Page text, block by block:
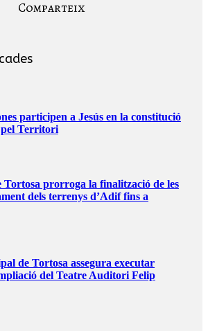
Comparteix
participen a Jesús en la constitució
Territori
Tortosa prorroga la finalització de les
dels terrenys d’Adif fins a
de Tortosa assegura executar
del Teatre Auditori Felip